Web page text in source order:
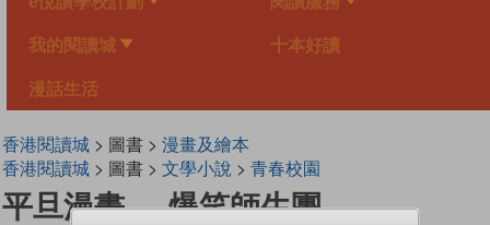
我的閱讀城 十本好讀
漫話生活
香港閱讀城> 圖書 > 漫畫及繪本
香港閱讀城> 圖書 > 文學小說 > 青春校園
平旦漫畫──爆笑師生團